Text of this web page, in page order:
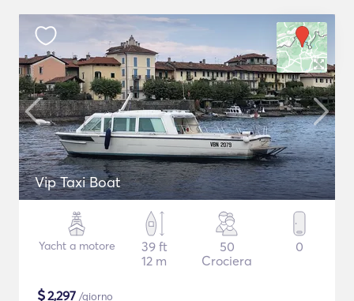
Vip Taxi Boat
Yacht a motore
39 ft
12 m
50
Crociera
0
$2,297 /giorno